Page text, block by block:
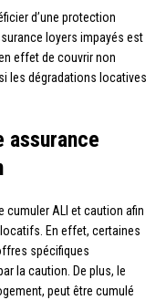
d’une protection
loyers impayés est
effet de couvrir non
les dégradations locatives
assurance
cumuler ALI et caution afin
En effet, certaines
spécifiques
la caution. De plus, le
peut être cumulé